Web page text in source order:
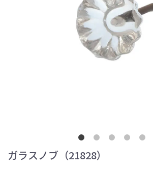
ガラスノブ（21828）